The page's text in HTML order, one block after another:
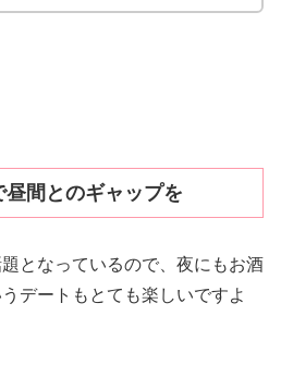
間とのギャップを
となっているので、夜にもお酒
デートもとても楽しいですよ